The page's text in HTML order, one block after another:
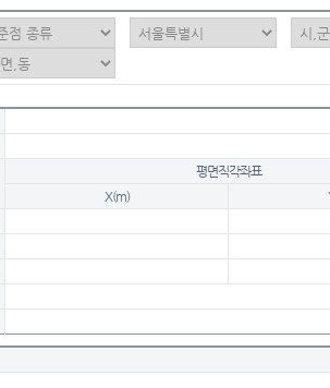
평면직각좌표
X(m)